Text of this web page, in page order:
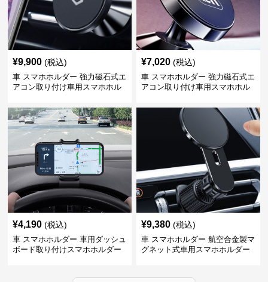
¥9,900 (税込)
車 スマホホルダー 強力磁石式エ
アコン取り付け車用スマホホル
¥7,020 (税込)
車 スマホホルダー 強力磁石式エ
アコン取り付け車用スマホホル
¥4,190 (税込)
車 スマホホルダー 車用ダッシュ
ボード取り付けスマホホルダー
¥9,380 (税込)
車 スマホホルダー 航空合金製マ
グネット式車用スマホホルダー